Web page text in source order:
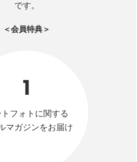
です。
＜会員特典＞
1
フォトに関する
マガジンをお届け